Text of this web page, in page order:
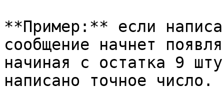
**Пример:** если
сообщение начнет
начиная с остатка 9
написано точное число.